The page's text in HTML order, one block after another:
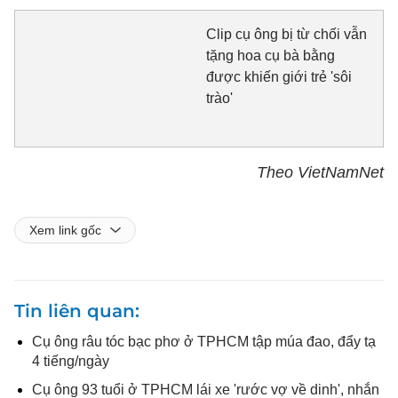
Clip cụ ông bị từ chối vẫn
tặng hoa cụ bà bằng
được khiến giới trẻ 'sôi
trào'
Theo VietNamNet
Xem link gốc
Tin liên quan
Cụ ông râu tóc bạc phơ ở TPHCM tập múa đao, đẩy tạ
4 tiếng/ngày
Cụ ông 93 tuổi ở TPHCM lái xe 'rước vợ về dinh', nhắn